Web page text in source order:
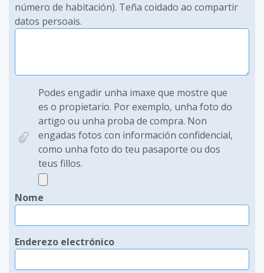
número de habitación). Teña coidado ao compartir
datos persoais.
Podes engadir unha imaxe que mostre que
es o propietario. Por exemplo, unha foto do
artigo ou unha proba de compra. Non
engadas fotos con información confidencial,
como unha foto do teu pasaporte ou dos
teus fillos.
Nome
Enderezo electrónico